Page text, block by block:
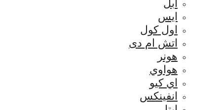
ابل
ايس
اول كول
اتش ام دى
هونر
هواوي
اي كيو
انفينكس